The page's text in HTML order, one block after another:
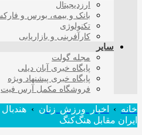
ارزدیجیتال
بانک و بیمه، بورس و
تکنولوژی
کارآفرینی و بازاریابی
سایر
مجله گولت
پایگاه خبری آبان دیلی
پایگاه خبری پیشنهاد ویژه
فروشگاه مکمل آرس فیت
خانه › اخبار ورزش زنان ›
ایران مقابل هنگ‌کنگ